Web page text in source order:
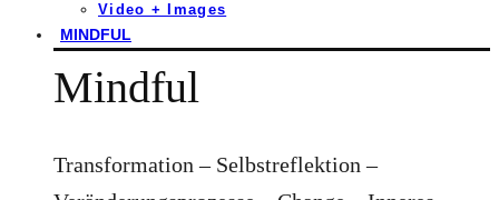
Video + Images
MINDFUL
Mindful
Transformation – Selbstreflektion –